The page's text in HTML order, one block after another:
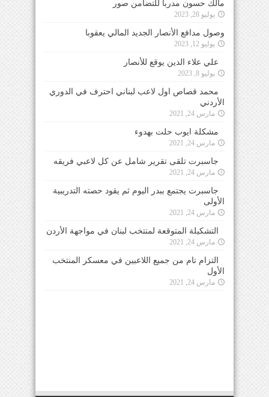
مالك حسون مدرباً للتضامن صور
يوليو 28, 2023
وصول مدافع الأنصار الجديد المالي يعقوبا
يوليو 12, 2023
علي علاء الدين يوقع للأنصار
يوليو 8, 2023
محمد قصاص اول لاعب لبناني احترف في الدوري
الأردني
مارس 24, 2021
مشكلة ايوب حلت بهدوء
مارس 24, 2021
جاسبرت تلقى تقرير شامل عن كل لاعبي فريقه
مارس 24, 2021
جاسبرت يجتمع ببدر اليوم ثم يقود حصته التدريبية
الأولى
مارس 24, 2021
التشكيلة المتوقعة لمنتخب لبنان في مواجهة الأردن
مارس 24, 2021
التزام تام من جميع اللاعبين في معسكر المنتخب
الأول
مارس 24, 2021